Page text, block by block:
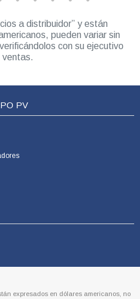
a distribuidor” y están
pueden variar sin
con su ejecutivo
ventas.
PV
expresados en dólares americanos, no